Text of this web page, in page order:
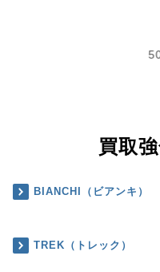
買取
BIANCHI（ビアンキ）
TREK（トレック）